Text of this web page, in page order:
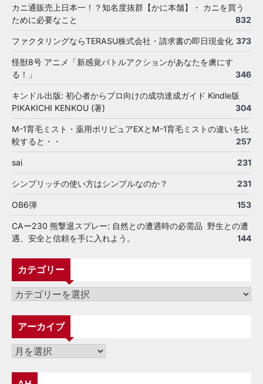
カニ通販売上日本一！？知名度抜群【かに本舗】・ カニを買う
ために必要なこと
832
ファクタリングならTERASU株式会社・請求書の即日現金化 373
怪獣8号 アニメ「新感覚バトルアクションがあなたを虜にす
る！」
346
キンドル出版: 初心者からプロ向けの成功達成ガイド Kindle版
PIKAKICHI KENKOU (著)
304
M-1育毛ミスト・薬用ポリピュアEXとM-1育毛ミストの違いを比
較すると・・
257
sai 231
シンプリッチの使い方はシンプルなのか？ 231
OB6弾 153
CAー230 熊撃退スプレー: 自然との遭遇時の必需品 野生との遭
遇、安全と信頼を手に入れよう。
144
カテゴリー
カ
ゴ
リ
ー
アーカイブ
ア
カ